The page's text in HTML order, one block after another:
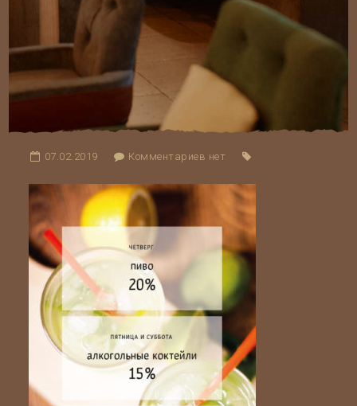
07.02.2019 Комментариев нет